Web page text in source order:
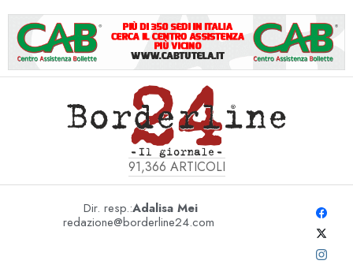
91,366 ARTICOLI
Dir. resp.:Adalisa Mei
redazione@borderline24.com